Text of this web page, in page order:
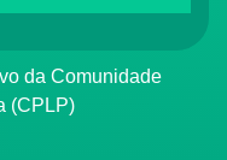
(CPLP)